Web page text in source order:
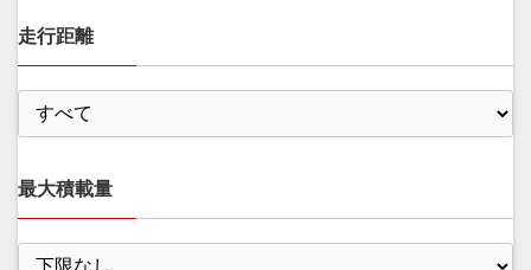
走行距離
最大積載量